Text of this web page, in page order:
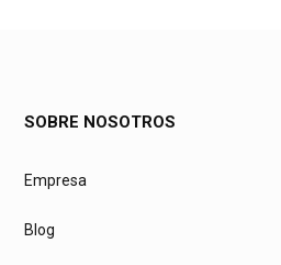
SOBRE NOSOTROS
Empresa
Blog